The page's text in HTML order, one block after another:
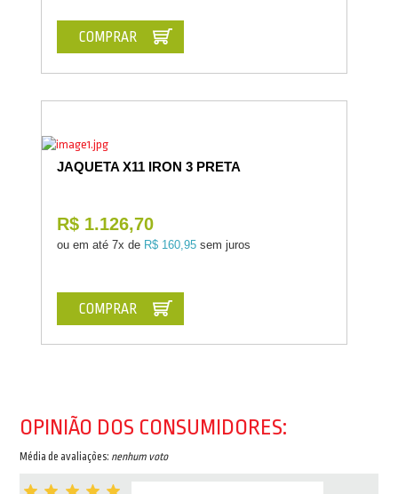
COMPRAR
JAQUETA X11 IRON 3 PRETA
R$ 1.126,70
ou em até 7x de R$ 160,95 sem juros
COMPRAR
OPINIÃO DOS CONSUMIDORES:
Média de avaliações: nenhum voto